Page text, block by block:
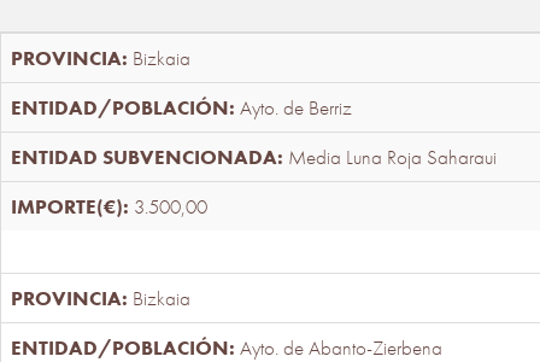
Bizkaia
Ayto. de Berriz
Media Luna Roja Saharaui
3.500,00
Bizkaia
Ayto. de Abanto-Zierbena